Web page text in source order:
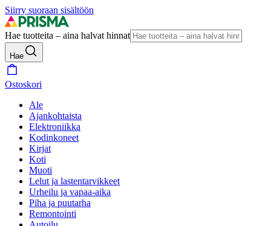
Siirry suoraan sisältöön
Hae tuotteita – aina halvat hinnat
Hae
Ostoskori
Ale
Ajankohtaista
Elektroniikka
Kodinkoneet
Kirjat
Koti
Muoti
Lelut ja lastentarvikkeet
Urheilu ja vapaa-aika
Piha ja puutarha
Remontointi